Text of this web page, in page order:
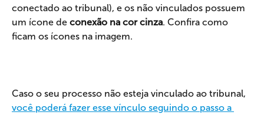
conectado ao tribunal), e os não vinculados possuem
um ícone de conexão na cor cinza. Confira como
ficam os ícones na imagem.
Caso o seu processo não esteja vinculado ao tribunal,
você poderá fazer esse vínculo seguindo o passo a